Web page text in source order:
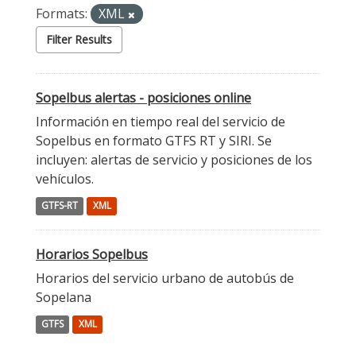
Formats:
XML
Filter Results
Sopelbus alertas - posiciones online
Información en tiempo real del servicio de
Sopelbus en formato GTFS RT y SIRI. Se
incluyen: alertas de servicio y posiciones de los
vehículos.
GTFS-RT XML
Horarios Sopelbus
Horarios del servicio urbano de autobús de
Sopelana
GTFS XML